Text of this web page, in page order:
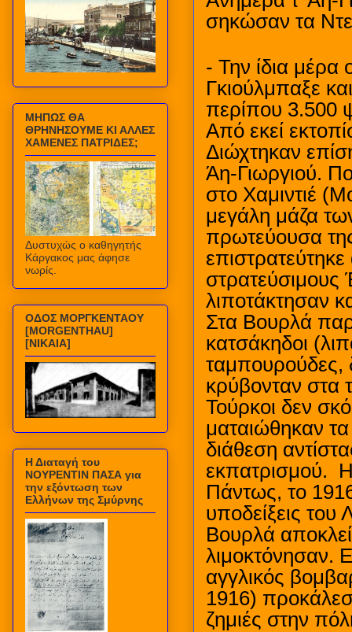
σηκώσαν τα
- Την ίδια μέρα
Γκιούλμπαξε
περίπου 3.500
Από εκεί
Διώχτηκαν
Άη-Γιωργιού.
στο Χαμιντιέ
μεγάλη μάζα
πρωτεύουσα
λιποτάκτησαν
Στα Βουρλά
κατσάκηδοι
ταμπουρούδες,
κρύβονταν στα
Τούρκοι δεν
ματαιώθηκαν
διάθεση
εκπατρισμού.
Πάντως, το
υποδείξεις
Βουρλά
λιμοκτόνησαν.
αγγλικός
1916)
ζημιές στην
ΜΗΠΩΣ ΘΑ
ΘΡΗΝΗΣΟΥΜΕ ΚΙ ΑΛΛΕΣ
ΧΑΜΕΝΕΣ ΠΑΤΡΙΔΕΣ;
Δυστυχώς ο καθηγητής
Κάργακος μας άφησε
νωρίς.
ΟΔΟΣ ΜΟΡΓΚΕΝΤΑΟΥ
[MORGENTHAU]
[ΝΙΚΑΙΑ]
Η Διαταγή του
ΝΟΥΡΕΝΤΙΝ ΠΑΣΑ για
την εξόντωση των
Ελλήνων της Σμύρνης